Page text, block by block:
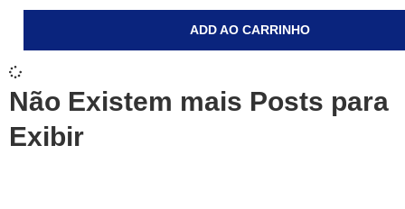
ADD AO CARRINHO
Não Existem mais Posts para
Exibir